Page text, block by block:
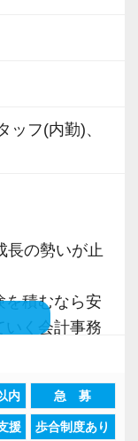
（5万円）・5
」もありま
benefits）
他責禁止・気
ています。
をいただき続
モットーで
員・営業・保
事にしていま
クイックレス
ています。
いただき続
なたでも楽し
ムな雰囲気の
合わせた指
い。
た努力がな
とができる
ルとしてお客
す。
理想をいただ
いと考えてい
るのも、そう
評価されてい
営しており、
以上増加！
。
員に力を入れ
上を目指し
認証制度」を
営労務診断実
ッフ(内勤)、
長の勢いが止
を積むなら安
いく会計事務
錦糸町」
を展開してい
内 急 募
援 歩合制度あり